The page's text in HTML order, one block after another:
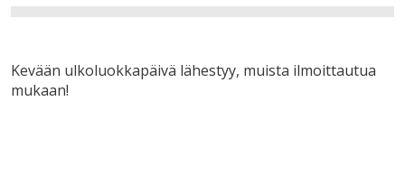
Kevään ulkoluokkapäivä lähestyy, muista ilmoittautua
mukaan!